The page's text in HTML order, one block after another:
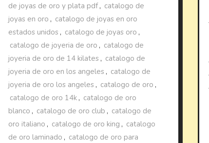
de joyas de oro y plata pdf, catalogo de
joyas en oro , catalogo de joyas en oro
estados unidos , catalogo de joyas oro ,
catalogo de joyeria de oro , catalogo de
joyeria de oro de 14 kilates , catalogo de
joyeria de oro en los angeles , catalogo de
joyeria de oro los angeles , catalogo de oro ,
catalogo de oro 14k , catalogo de oro
blanco , catalogo de oro club , catalogo de
oro italiano , catalogo de oro king , catalogo
de oro laminado , catalogo de oro para